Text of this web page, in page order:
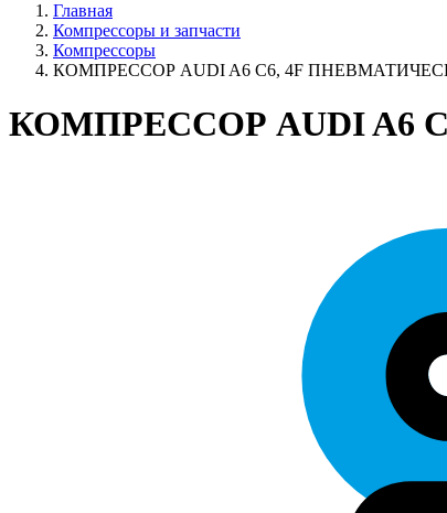
Главная
Компрессоры и запчасти
Компрессоры
КОМПРЕССОР AUDI A6 C6, 4F
КОМПРЕССОР AUDI A6